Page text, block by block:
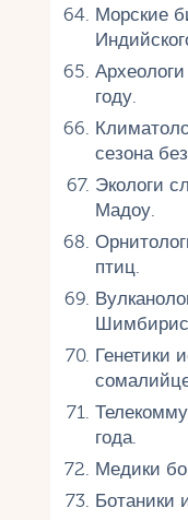
Морские
году.
сезона
Экологи
Мадоу.
птиц.
Шимбирис.
Генетики
года.
Медики
Ботаники